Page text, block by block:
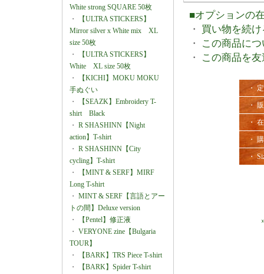
White strong SQUARE 50枚
・
【ULTRA STICKERS】
Mirror silver x White mix XL
size 50枚
・
【ULTRA STICKERS】
White XL size 50枚
・
【KICHI】MOKU MOKU
手ぬぐい
・
【SEAZK】Embroidery T-
shirt Black
・ R SHASHINN【Night
action】T-shirt
・ R SHASHINN【City
cycling】T-shirt
・
【MINT & SERF】MIRF
Long T-shirt
・ MINT & SERF【言語とアー
トの間】Deluxe version
・
【Pentel】修正液
・ VERYONE zine【Bulgaria
TOUR】
・
【BARK】TRS Piece T-shirt
・
【BARK】Spider T-shirt
■オプションの
・ 買い物を続け
・
この商品に
・
この商品を
・
・
・
・
・